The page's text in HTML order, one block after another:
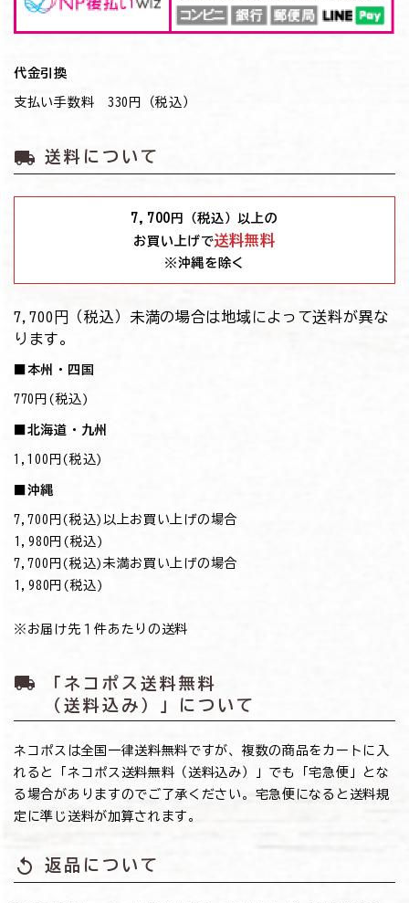
代金引換
支払い手数料 330円（税込）
local_shipping 送料について
7,700 円（税込）以上の
お買い上げで送料無料
※沖縄を除く
7,700円（税込）未満の場合は地域によって送料が異な
ります。
■本州・四国
770円(税込)
■北海道・九州
1,100円(税込)
■沖縄
7,700円(税込)以上お買い上げの場合
→1,980円(税込)
7,700円(税込)未満お買い上げの場合
→1,980円(税込)
※お届け先１件あたりの送料
local_shipping
「ネコポス送料無料
（送料込み）」について
ネコポスは全国一律送料無料ですが、複数の商品をカートに入
れると「ネコポス送料無料（送料込み）」でも「宅急便」とな
る場合がありますのでご了承ください。宅急便になると送料規
定に準じ送料が加算されます。
replay 返品について